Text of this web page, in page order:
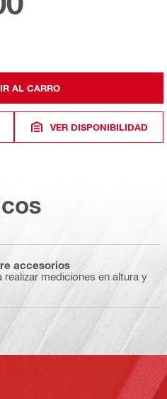
AL CARRO
VER DISPONIBILIDAD
accesorios
realizar mediciones en altura y